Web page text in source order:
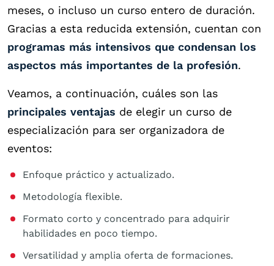
meses, o incluso un curso entero de duración.
Gracias a esta reducida extensión, cuentan con
programas más intensivos que condensan los
aspectos más importantes de la profesión.
Veamos, a continuación, cuáles son las
principales ventajas de elegir un curso de
especialización para ser organizadora de
eventos:
Enfoque práctico y actualizado.
Metodología flexible.
Formato corto y concentrado para adquirir
habilidades en poco tiempo.
Versatilidad y amplia oferta de formaciones.